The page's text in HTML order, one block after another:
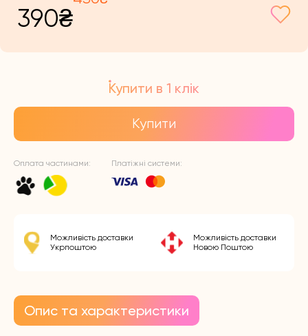
ціна:
430₴.
390₴
ціна:
390₴.
Купити в 1 клік
Купити
Оплата частинами: Платіжні системи:
Можливість доставки
Укрпоштою
Можливість доставки
Новою Поштою
Опис та характеристики